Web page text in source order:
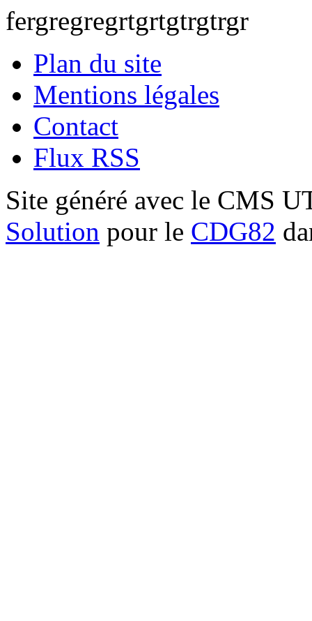
fergregregrtgrtgtrgtrgr
Plan du site
Mentions légales
Contact
Flux RSS
Site généré avec le CMS
Solution pour le CDG82